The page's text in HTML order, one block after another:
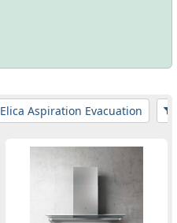
Elica Aspiration Evacuation